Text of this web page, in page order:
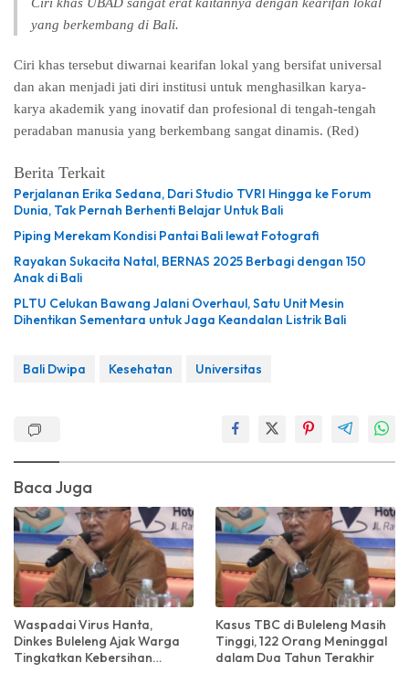
yang berkembang di Bali.
Ciri khas tersebut diwarnai kearifan lokal yang bersifat universal
dan akan menjadi jati diri institusi untuk menghasilkan karya-
karya akademik yang inovatif dan profesional di tengah-tengah
peradaban manusia yang berkembang sangat dinamis. (Red)
Berita Terkait
Perjalanan Erika Sedana, Dari Studio TVRI Hingga ke Forum
Dunia, Tak Pernah Berhenti Belajar Untuk Bali
Piping Merekam Kondisi Pantai Bali lewat Fotografi
Rayakan Sukacita Natal, BERNAS 2025 Berbagi dengan 150
Anak di Bali
PLTU Celukan Bawang Jalani Overhaul, Satu Unit Mesin
Dihentikan Sementara untuk Jaga Keandalan Listrik Bali
Bali Dwipa Kesehatan Universitas
Baca Juga
Waspadai Virus Hanta,
Dinkes Buleleng Ajak Warga
Tingkatkan Kebersihan
Kasus TBC di Buleleng Masih
Tinggi, 122 Orang Meninggal
dalam Dua Tahun Terakhir